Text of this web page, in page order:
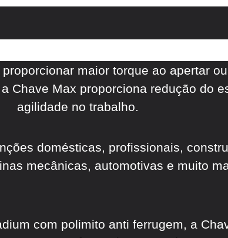
maior torque ao apertar
Chave Max proporciona redução do
agilidade no trabalho.
domésticas, profissionais,
mecânicas, automotivas e muito
com polimito anti ferrugem, a